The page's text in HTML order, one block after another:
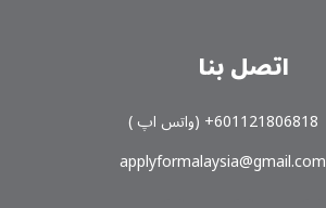
اتصل بنا
601121806818+ (واتس اپ )
applyformalaysia@gmail.com